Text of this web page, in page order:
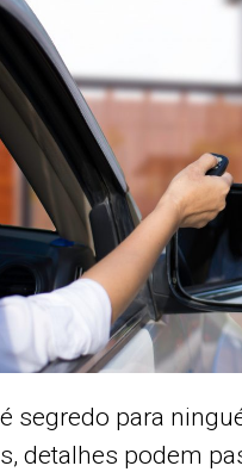
segredo para
detalhes podem